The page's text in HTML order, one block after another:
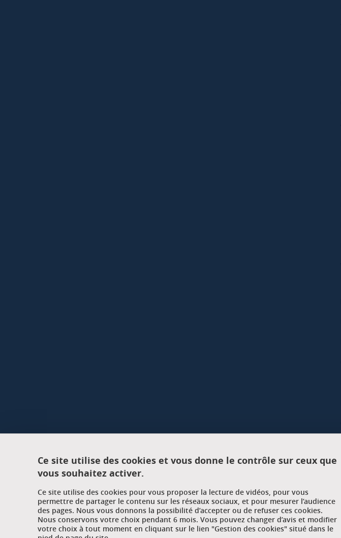
Ce site utilise des cookies et vous donne le contrôle sur ceux que
vous souhaitez activer.
Ce site utilise des cookies pour vous proposer la lecture de vidéos, pour vous
permettre de partager le contenu sur les réseaux sociaux, et pour mesurer l’audience
des pages. Nous vous donnons la possibilité d’accepter ou de refuser ces cookies.
Nous conservons votre choix pendant 6 mois. Vous pouvez changer d’avis et modifier
votre choix à tout moment en cliquant sur le lien "Gestion des cookies" situé dans le